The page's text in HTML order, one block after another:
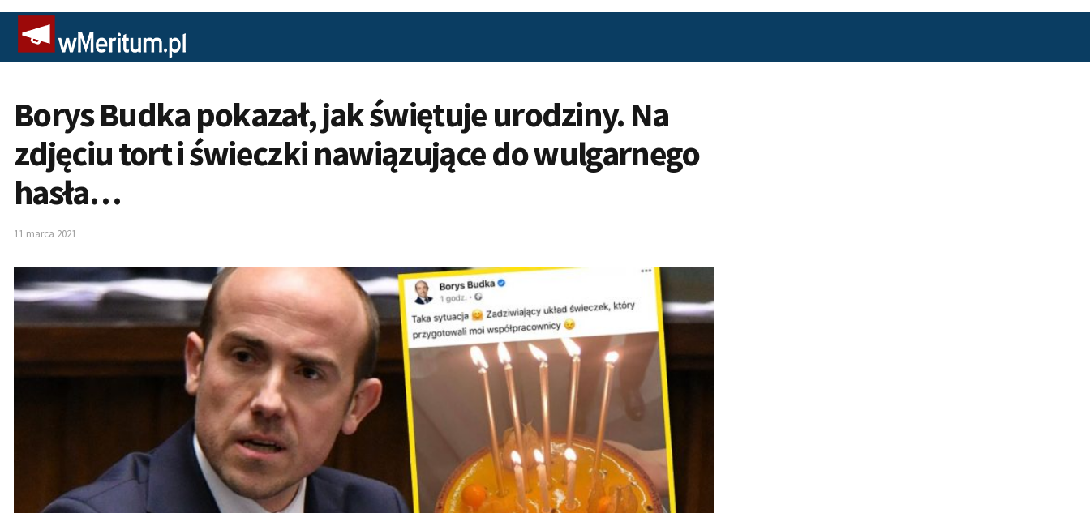
Borys Budka pokazał, jak świętuje urodziny. Na
zdjęciu tort i świeczki nawiązujące do wulgarnego
hasła…
11 marca 2021